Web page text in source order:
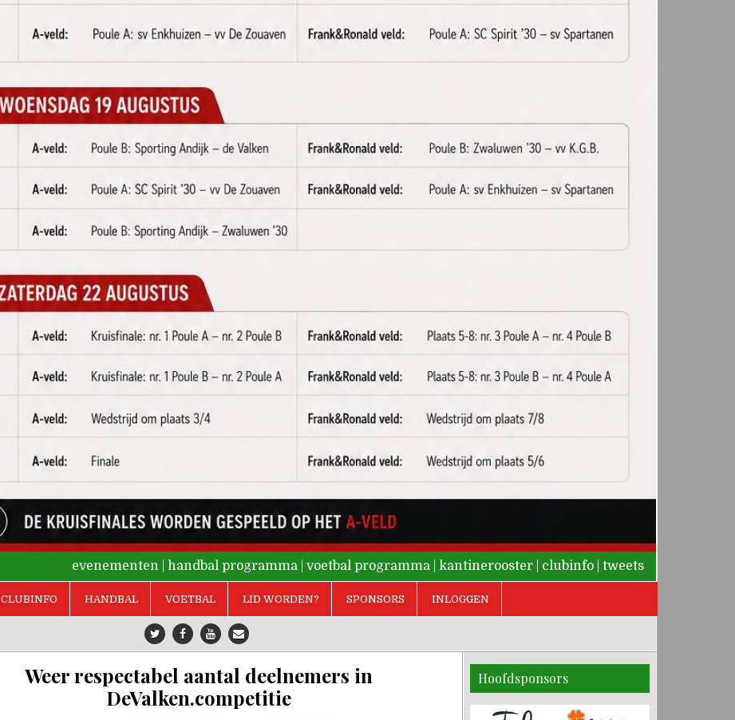
evenementen handbal programma voetbal programma kantinerooster clubinfo tweets
CLUBINFO HANDBAL VOETBAL LID WORDEN? SPONSORS INLOGGEN
Weer respectabel aantal deelnemers in
DeValken.competitie
Hoofdsponsors